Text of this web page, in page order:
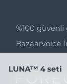
Ortaklik
Ortaklık
MYSA
%100
Bazaarvoice
LUNA™ 4 seti